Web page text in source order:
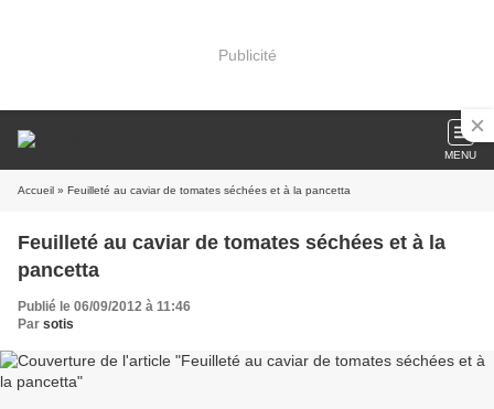
Publicité
MENU
Accueil » Feuilleté au caviar de tomates séchées et à la pancetta
Feuilleté au caviar de tomates séchées et à la
pancetta
Publié le 06/09/2012 à 11:46
Par sotis